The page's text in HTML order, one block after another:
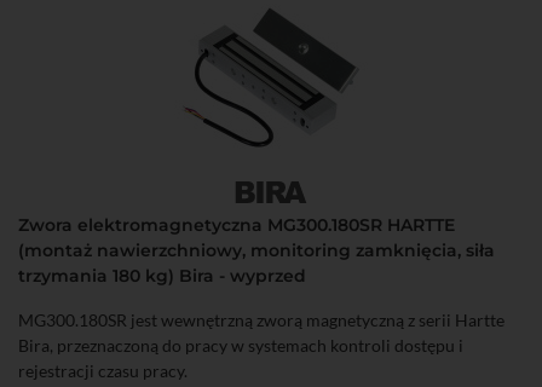
Zwora elektromagnetyczna MG300.180SR HARTTE
(montaż nawierzchniowy, monitoring zamknięcia, siła
trzymania 180 kg) Bira - wyprzed
MG300.180SR jest wewnętrzną zworą magnetyczną z serii Hartte
Bira, przeznaczoną do pracy w systemach kontroli dostępu i
rejestracji czasu pracy.